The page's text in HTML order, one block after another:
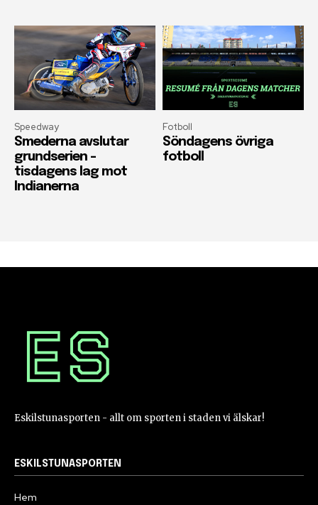
Speedway
Smederna avslutar
grundserien –
tisdagens lag mot
Indianerna
Fotboll
Söndagens övriga
fotboll
Eskilstunasporten - allt om sporten i staden vi älskar!
ESKILSTUNASPORTEN
Hem